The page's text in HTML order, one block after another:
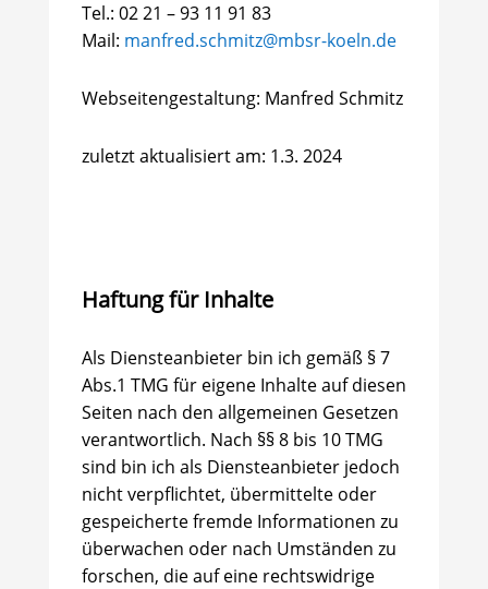
Tel.: 02 21 – 93 11 91 83
Mail: manfred.schmitz@mbsr-koeln.de
Webseitengestaltung: Manfred Schmitz
zuletzt aktualisiert am: 1.3. 2024
Haftung für Inhalte
Als Diensteanbieter bin ich gemäß § 7
Abs.1 TMG für eigene Inhalte auf diesen
Seiten nach den allgemeinen Gesetzen
verantwortlich. Nach §§ 8 bis 10 TMG
sind bin ich als Diensteanbieter jedoch
nicht verpflichtet, übermittelte oder
gespeicherte fremde Informationen zu
überwachen oder nach Umständen zu
forschen, die auf eine rechtswidrige